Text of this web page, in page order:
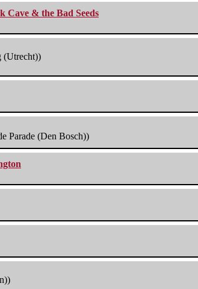
Cave & the Bad Seeds
(Utrecht))
Parade (Den Bosch))